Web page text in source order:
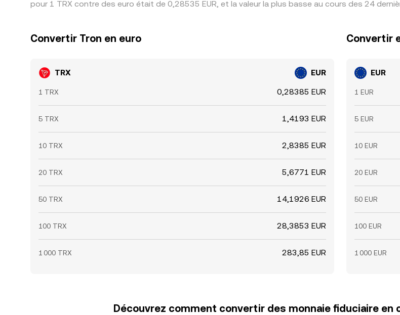
pour 1 TRX contre des euro était de 0,28535 EUR, et la valeur la plus basse au cours des 24
Convertir Tron en euro
TRX EUR
1 TRX 0,28385 EUR
5 TRX 1,4193 EUR
10 TRX 2,8385 EUR
20 TRX 5,6771 EUR
50 TRX 14,1926 EUR
100 TRX 28,3853 EUR
1 000 TRX 283,85 EUR
Convertir
EUR
1 EUR
5 EUR
10 EUR
20 EUR
50 EUR
100 EUR
1 000 EUR
Découvrez comment convertir des monnaie fiduciaire